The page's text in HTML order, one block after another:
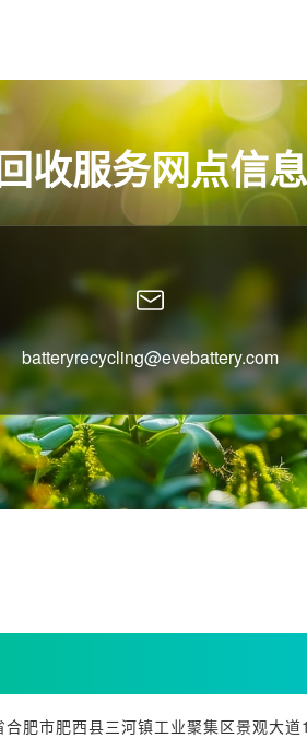
收服务网点信息
batteryrecycling@evebattery.com
合肥市肥西县三河镇工业聚集区景观大